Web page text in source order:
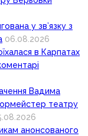
у зв’язку з
06.08.2026
в Карпатах
Вадима
театру
анонсованого